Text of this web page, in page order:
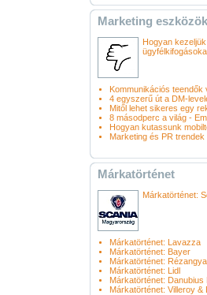
Marketing eszközök
Hogyan
Kommunikációs teendők
4 egyszerű út a DM-
Mitől lehet sikeres egy
8 másodperc a világ -
Hogyan kutassunk
Marketing és PR trendek
Márkatörténet
Márkatörténet:
Márkatörténet: Lavazza
Márkatörténet: Bayer
Márkatörténet:
Márkatörténet: Lidl
Márkatörténet: Danubius
Márkatörténet: Villeroy &